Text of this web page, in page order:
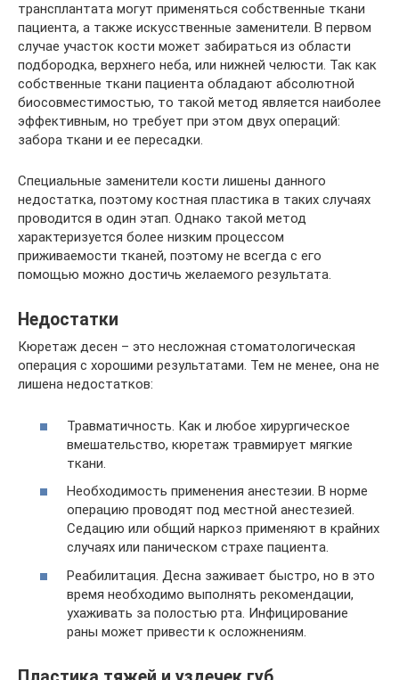
трансплантата могут применяться собственные ткани
пациента, а также искусственные заменители. В первом
случае участок кости может забираться из области
подбородка, верхнего неба, или нижней челюсти. Так как
собственные ткани пациента обладают абсолютной
биосовместимостью, то такой метод является наиболее
эффективным, но требует при этом двух операций:
забора ткани и ее пересадки.
Специальные заменители кости лишены данного
недостатка, поэтому костная пластика в таких случаях
проводится в один этап. Однако такой метод
характеризуется более низким процессом
приживаемости тканей, поэтому не всегда с его
помощью можно достичь желаемого результата.
Недостатки
Кюретаж десен – это несложная стоматологическая
операция с хорошими результатами. Тем не менее, она не
лишена недостатков:
Травматичность. Как и любое хирургическое
вмешательство, кюретаж травмирует мягкие
ткани.
Необходимость применения анестезии. В норме
операцию проводят под местной анестезией.
Седацию или общий наркоз применяют в крайних
случаях или паническом страхе пациента.
Реабилитация. Десна заживает быстро, но в это
время необходимо выполнять рекомендации,
ухаживать за полостью рта. Инфицирование
раны может привести к осложнениям.